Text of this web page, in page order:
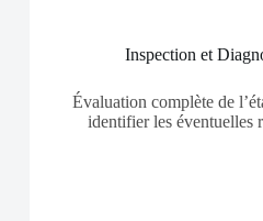
Inspection et
Évaluation complète de
identifier les éventuelles